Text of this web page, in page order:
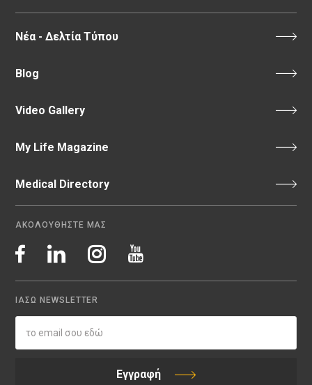
Νέα - Δελτία Τύπου
Blog
Video Gallery
My Life Magazine
Medical Directory
ΑΚΟΛΟΥΘΗΣΤΕ ΜΑΣ
ΙΑΣΩ NEWSLETTER
Εγγραφή